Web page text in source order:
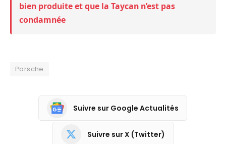
bien produite et que la Taycan n’est pas
condamnée
Porsche
Suivre sur Google Actualités
Suivre sur X (Twitter)